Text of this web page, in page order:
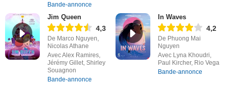
Bande-annonce
Jim Queen
4,3
De Marco Nguyen,
Nicolas Athane
Avec Alex Ramires,
Jérémy Gillet, Shirley
Souagnon
Bande-annonce
In Waves
4,2
De Phuong Mai
Nguyen
Avec Lyna Khoudri,
Paul Kircher, Rio Vega
Bande-annonce